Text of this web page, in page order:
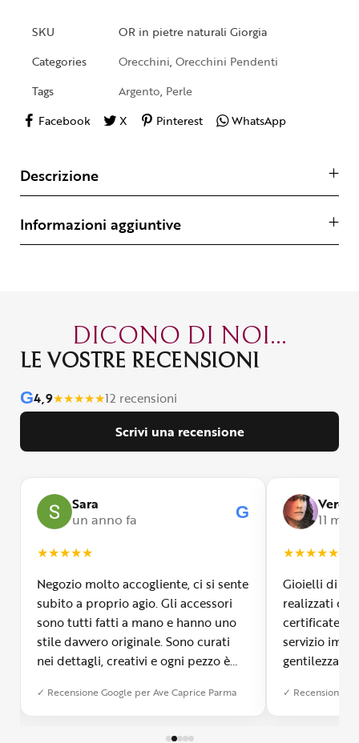
SKU
OR in pietre naturali Giorgia
Categories
Orecchini, Orecchini Pendenti
Tags
Argento, Perle
Facebook
X Pinterest WhatsApp
Descrizione
Informazioni aggiuntive
DICONO DI NOI...
LE VOSTRE RECENSIONI
G4,9★★★★★12 recensioni
Scrivi una recensione
Sara
un anno fa
G
★★★★★
Negozio molto accogliente, ci si sente
subito a proprio agio. Gli accessori
sono tutti fatti a mano e hanno uno
stile davvero originale. Sono curati
nei dettagli, creativi e ogni pezzo è
qualità e si vede che c’è tanta
possibile anche farsi realizzare un
✓ Recensione Google per Ave Caprice Parma
11
★★★★★
Gioielli di
realizzati
certificate,
servizio
gentilezza
i clienti,
✓ Recensione